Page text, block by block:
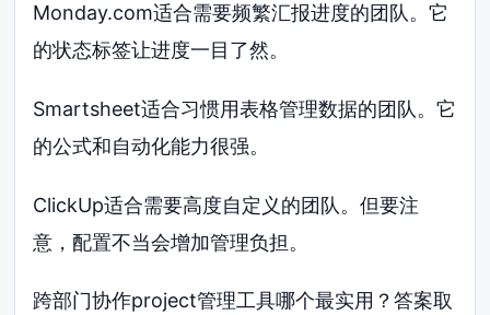
Monday.com适合需要频繁汇报进度的团队。它
的状态标签让进度一目了然。
Smartsheet适合习惯用表格管理数据的团队。它
的公式和自动化能力很强。
ClickUp适合需要高度自定义的团队。但要注
意，配置不当会增加管理负担。
跨部门协作project管理工具哪个最实用？答案取